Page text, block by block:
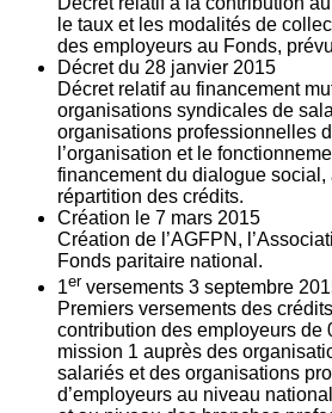
le taux et les modalités de
des employeurs au Fonds,
Décret du 28 janvier 2015
Décret relatif au financement
organisations syndicales de
organisations professionnelles
l’organisation et le
financement du dialogue
répartition des crédits.
Création le 7 mars 2015
Création de l’AGFPN,
Fonds paritaire national.
1er versements 3 septembre
Premiers versements des
contribution des employeurs de
mission 1 auprès des
salariés et des organisations
d’employeurs au niveau